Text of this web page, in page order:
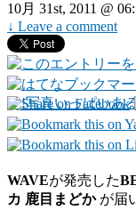
10月 31st, 2011 @
↓ Leave a comment
WAVEが発売した
カ 鹿目まどかが届